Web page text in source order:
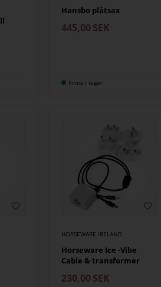
Hansbo plåtsax
445,00 SEK
Finns i lager
HORSEWARE IRELAND
Horseware Ice -Vibe
Cable & transformer
230,00 SEK